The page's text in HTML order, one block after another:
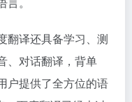
翻译还具备学习、测
、对话翻译，背单
户提供了全方位的语